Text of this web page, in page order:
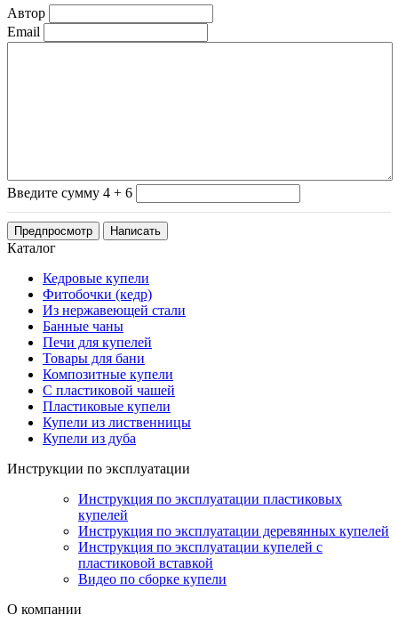
Автор
Email
Введите сумму 4 + 6
Каталог
Кедровые купели
Фитобочки (кедр)
Из нержавеющей стали
Банные чаны
Печи для купелей
Товары для бани
Композитные купели
С пластиковой чашей
Пластиковые купели
Купели из лиственницы
Купели из дуба
Инструкции по эксплуатации
Инструкция по эксплуатации пластиковых
купелей
Инструкция по эксплуатации деревянных купелей
Инструкция по эксплуатации купелей с
пластиковой вставкой
Видео по сборке купели
О компании